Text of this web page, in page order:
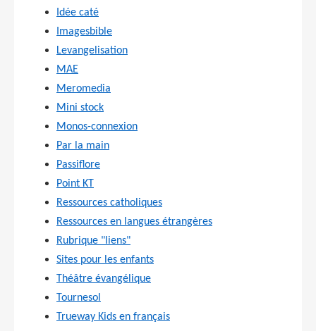
Idée caté
Imagesbible
Levangelisation
MAE
Meromedia
Mini stock
Monos-connexion
Par la main
Passiflore
Point KT
Ressources catholiques
Ressources en langues étrangères
Rubrique "liens"
Sites pour les enfants
Théâtre évangélique
Tournesol
Trueway Kids en français